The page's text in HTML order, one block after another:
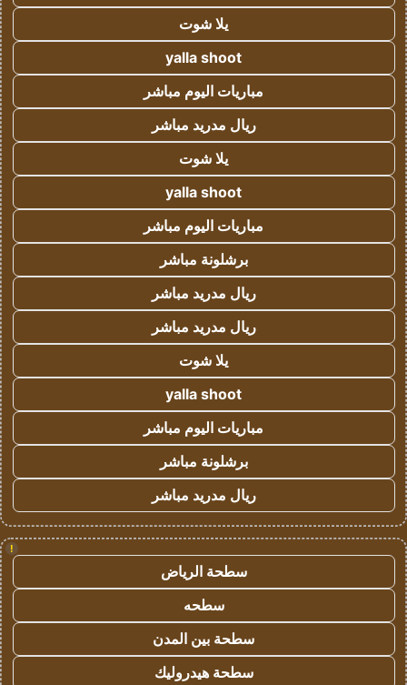
يلا شوت
yalla shoot
مباريات اليوم مباشر
ريال مدريد مباشر
يلا شوت
yalla shoot
مباريات اليوم مباشر
برشلونة مباشر
ريال مدريد مباشر
ريال مدريد مباشر
يلا شوت
yalla shoot
مباريات اليوم مباشر
برشلونة مباشر
ريال مدريد مباشر
!
سطحة الرياض
سطحه
سطحة بين المدن
سطحة هيدروليك